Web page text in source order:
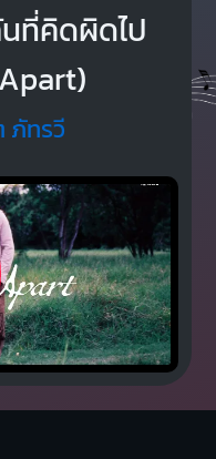
ที่คิดผิดไป
ภัทรวี